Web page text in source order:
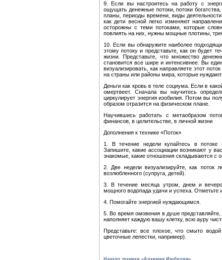
9. Если вы настроитесь на работу с
ощущать денежные потоки, потоки
планы, периоды времени, виды
как дети весной легко изменяют
осторожны с теми потоками, которые
повлиять на них, нужны мощные плотины,
10. Если вы обнаружите наиболее
этому потоку и представьте, как он будет
жизни. Представьте, что множество
становится все шире и интенсивнее. Вы
визуализировать, как направляете этот
на страны или районы мира, которые
Деньги как кровь в теле социума. Если в
омертвеет. Сначала вы научитесь
циркулирует энергия изобилия. Потом вы
образом отразится на физическом плане.
Научившись работать с метаобразом
финансов, в целительстве, в личной жизни
Дополнения к технике «Поток»
1. В течение недели купайтесь в потоке
Запишите, какие ассоциации возникают у
знакомые, какие отношения складываются
2. Две недели визуализируйте, как поток
возлюбленного (супруга, детей).
3. В течение месяца утром, днем и
мощного водопада удачи и успеха.
4. Помогайте энергией нуждающимся.
5. Во время омовения в душе представляйте,
наполняет каждую вашу клетку, всю ауру
Представьте: все плохое, что смыто
цветочные лепестки, например).